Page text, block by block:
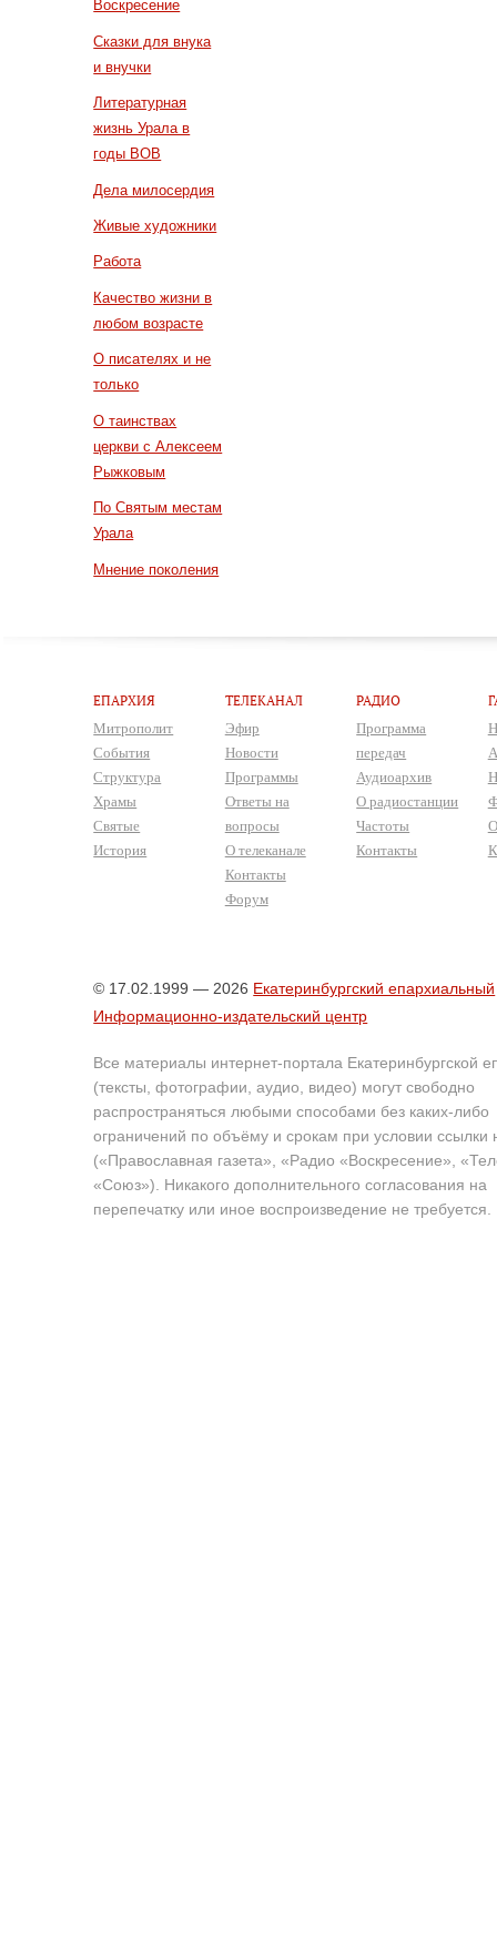
Воскресение
Сказки для внука
и внучки
Литературная
жизнь Урала в
годы ВОВ
Дела милосердия
Живые художники
Работа
Качество жизни в
любом возрасте
О писателях и не
только
О таинствах
церкви с Алексеем
Рыжковым
По Святым местам
Урала
Мнение поколения
ЕПАРХИЯ
Митрополит
События
Структура
Храмы
Святые
История
ТЕЛЕКАНАЛ
Эфир
Новости
Программы
Ответы на
вопросы
О телеканале
Контакты
Форум
РАДИО
Программа
передач
Аудиоархив
О радиостанции
Частоты
Контакты
© 17.02.1999 — 2026 Екатеринбургский епархиальный
Информационно-издательский центр
Все материалы интернет-портала Екатеринбургской
(тексты, фотографии, аудио, видео) могут свободно
распространяться любыми способами без каких-либо
ограничений по объёму и срокам при условии ссылки
(«Православная газета», «Радио «Воскресение»,
«Союз»). Никакого дополнительного согласования на
перепечатку или иное воспроизведение не требуется.